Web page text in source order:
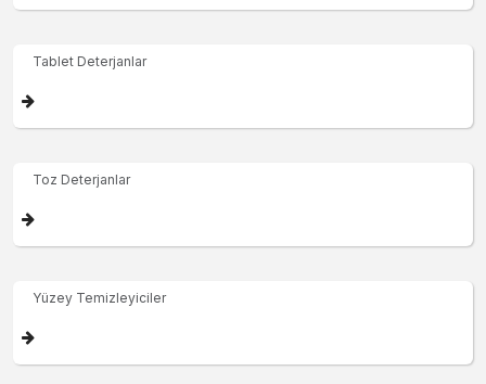
Tablet Deterjanlar
Toz Deterjanlar
Yüzey Temizleyiciler